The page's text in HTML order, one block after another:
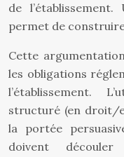
de
permet de
Cette
les obligations
l’établissement.
structuré (en droit/
la portée
doivent découler